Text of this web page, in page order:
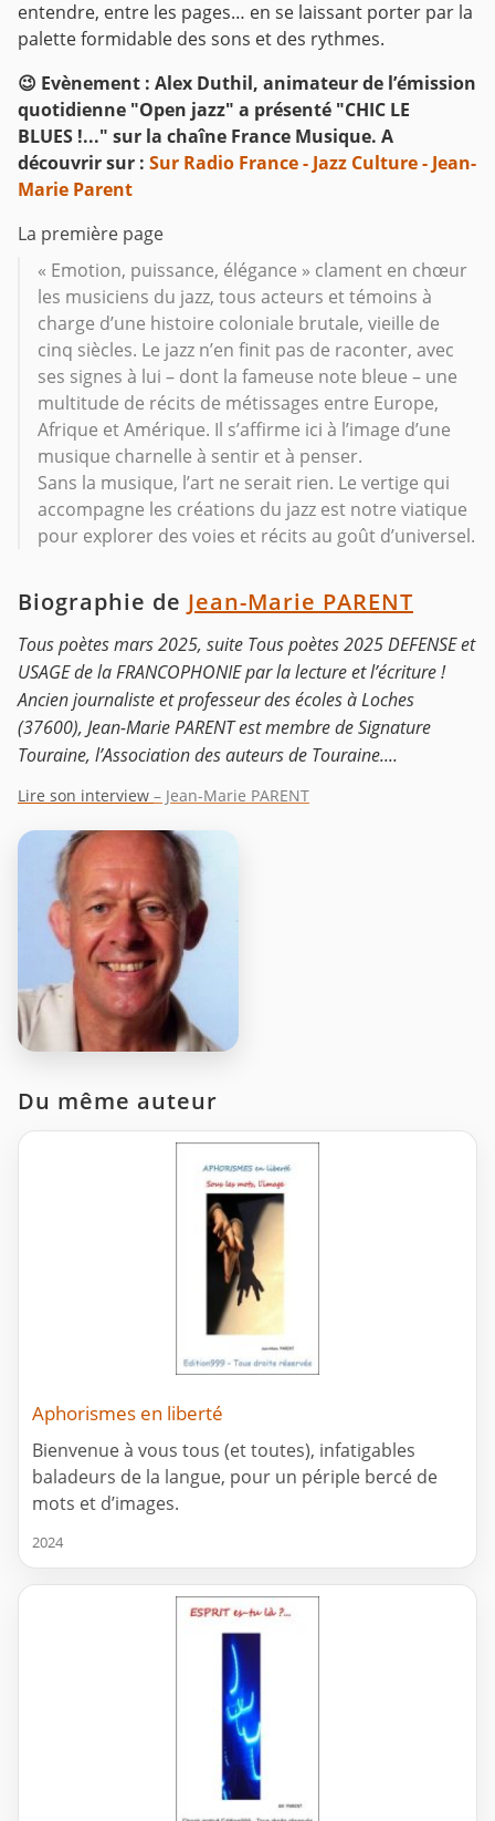
entendre, entre les pages… en se laissant porter par la
palette formidable des sons et des rythmes.
😉 Evènement : Alex Duthil, animateur de l’émission
quotidienne "Open jazz" a présenté "CHIC LE
BLUES !..." sur la chaîne France Musique. A
découvrir sur : Sur Radio France - Jazz Culture - Jean-
Marie Parent
La première page
« Emotion, puissance, élégance » clament en chœur
les musiciens du jazz, tous acteurs et témoins à
charge d’une histoire coloniale brutale, vieille de
cinq siècles. Le jazz n’en finit pas de raconter, avec
ses signes à lui – dont la fameuse note bleue – une
multitude de récits de métissages entre Europe,
Afrique et Amérique. Il s’affirme ici à l’image d’une
musique charnelle à sentir et à penser.
Sans la musique, l’art ne serait rien. Le vertige qui
accompagne les créations du jazz est notre viatique
pour explorer des voies et récits au goût d’universel.
Biographie de Jean-Marie PARENT
Tous poètes mars 2025, suite Tous poètes 2025 DEFENSE et
USAGE de la FRANCOPHONIE par la lecture et l’écriture !
Ancien journaliste et professeur des écoles à Loches
(37600), Jean-Marie PARENT est membre de Signature
Touraine, l’Association des auteurs de Touraine....
Lire son interview – Jean-Marie PARENT
Du même auteur
Aphorismes en liberté
Bienvenue à vous tous (et toutes), infatigables
baladeurs de la langue, pour un périple bercé de
mots et d’images.
2024